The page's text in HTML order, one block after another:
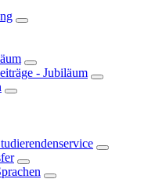
- Jubiläum